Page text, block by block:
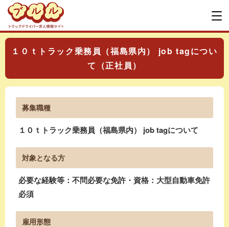
１０ｔトラック乗務員（福島県内） job tagについ
て（正社員）
募集職種
１０ｔトラック乗務員（福島県内） job tagについて
対象となる方
必要な経験等：不問必要な免許・資格：大型自動車免許
必須
雇用形態